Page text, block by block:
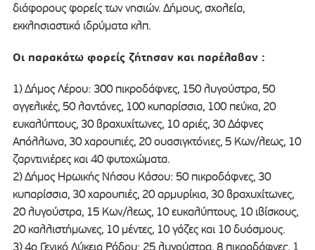
διάφορους φορείς των νησιών. Δήμους, σχολεία,
εκκλησιαστικά ιδρύματα κλπ.
Οι παρακάτω φορείς ζήτησαν και παρέλαβαν :
1) Δήμος Λέρου: 300 πικροδάφνες, 150 λυγούστρα, 50
αγγελικές, 50 λαντάνες, 100 κυπαρίσσια, 100 πεύκα, 20
ευκαλύπτους, 30 βραχυχίτωνες, 10 αριές, 30 Δάφνες
Απόλλωνα, 30 χαρουπιές, 20 ουασιγκτόνιες, 5 Κων/λεως, 10
ζαρντινιέρες και 40 φυτοχώματα.
2) Δήμος Ηρωικής Νήσου Κάσου: 50 πικροδάφνες, 30
κυπαρίσσια, 30 χαρουπιές, 20 αρμυρίκια, 30 βραχυχίτωνες,
20 λυγούστρα, 15 Κων/λεως, 10 ευκαλύπτους, 10 ιβίσκους,
20 καλλιστήμωνες, 10 μέντες, 10 γάζες και 10 δυόσμους.
3) 4ο Γενικό Λύκειο Ρόδου: 25 λυγούστρα, 8 πικροδάφνες, 1